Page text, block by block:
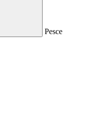
Pesce